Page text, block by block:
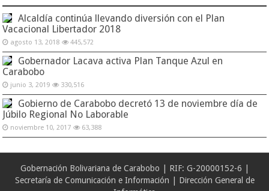
Alcaldía continúa llevando diversión con el Plan
Vacacional Libertador 2018
agosto 13, 2018 445,572
Gobernador Lacava activa Plan Tanque Azul en
Carabobo
junio 3, 2019 330,516
Gobierno de Carabobo decretó 13 de noviembre día de
Júbilo Regional No Laborable
noviembre 10, 2017 63,388
Gobernación Bolivariana de Carabobo | RIF: G-20000152-6 |
Secretaría de Comunicación e Información | Dirección General de